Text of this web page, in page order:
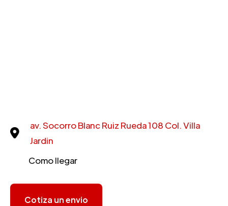
av. Socorro Blanc Ruiz Rueda 108 Col. Villa
Jardin
Como llegar
Cotiza un envio